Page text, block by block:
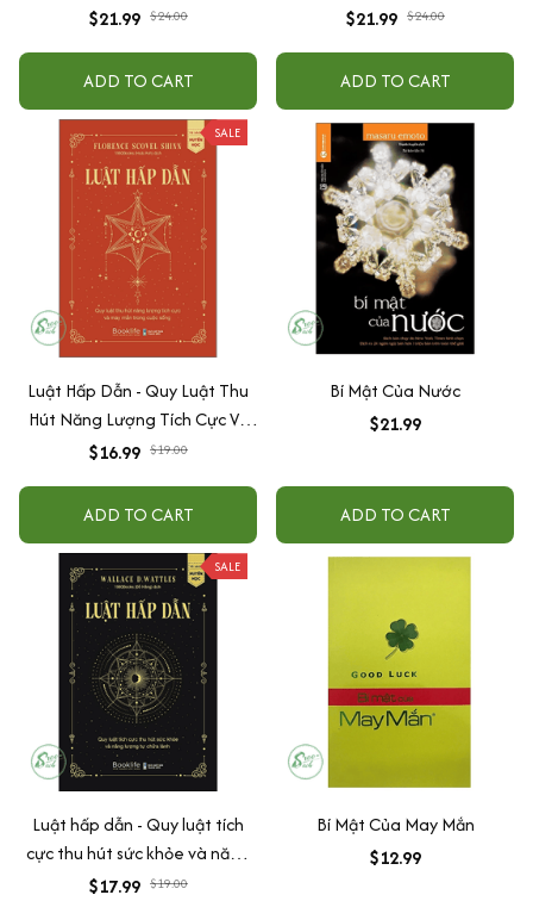
$21.99 $24.00
ADD TO CART
$21.99 $24.00
ADD TO CART
SALE
Luật Hấp Dẫn - Quy Luật Thu
Hút Năng Lượng Tích Cực Và
May Mắn Trong Cuộc Sống
$16.99 $19.00
ADD TO CART
Bí Mật Của Nước
$21.99
ADD TO CART
SALE
Luật hấp dẫn - Quy luật tích
cực thu hút sức khỏe và năng
lượng tự chữa lành
$17.99 $19.00
Bí Mật Của May Mắn
$12.99